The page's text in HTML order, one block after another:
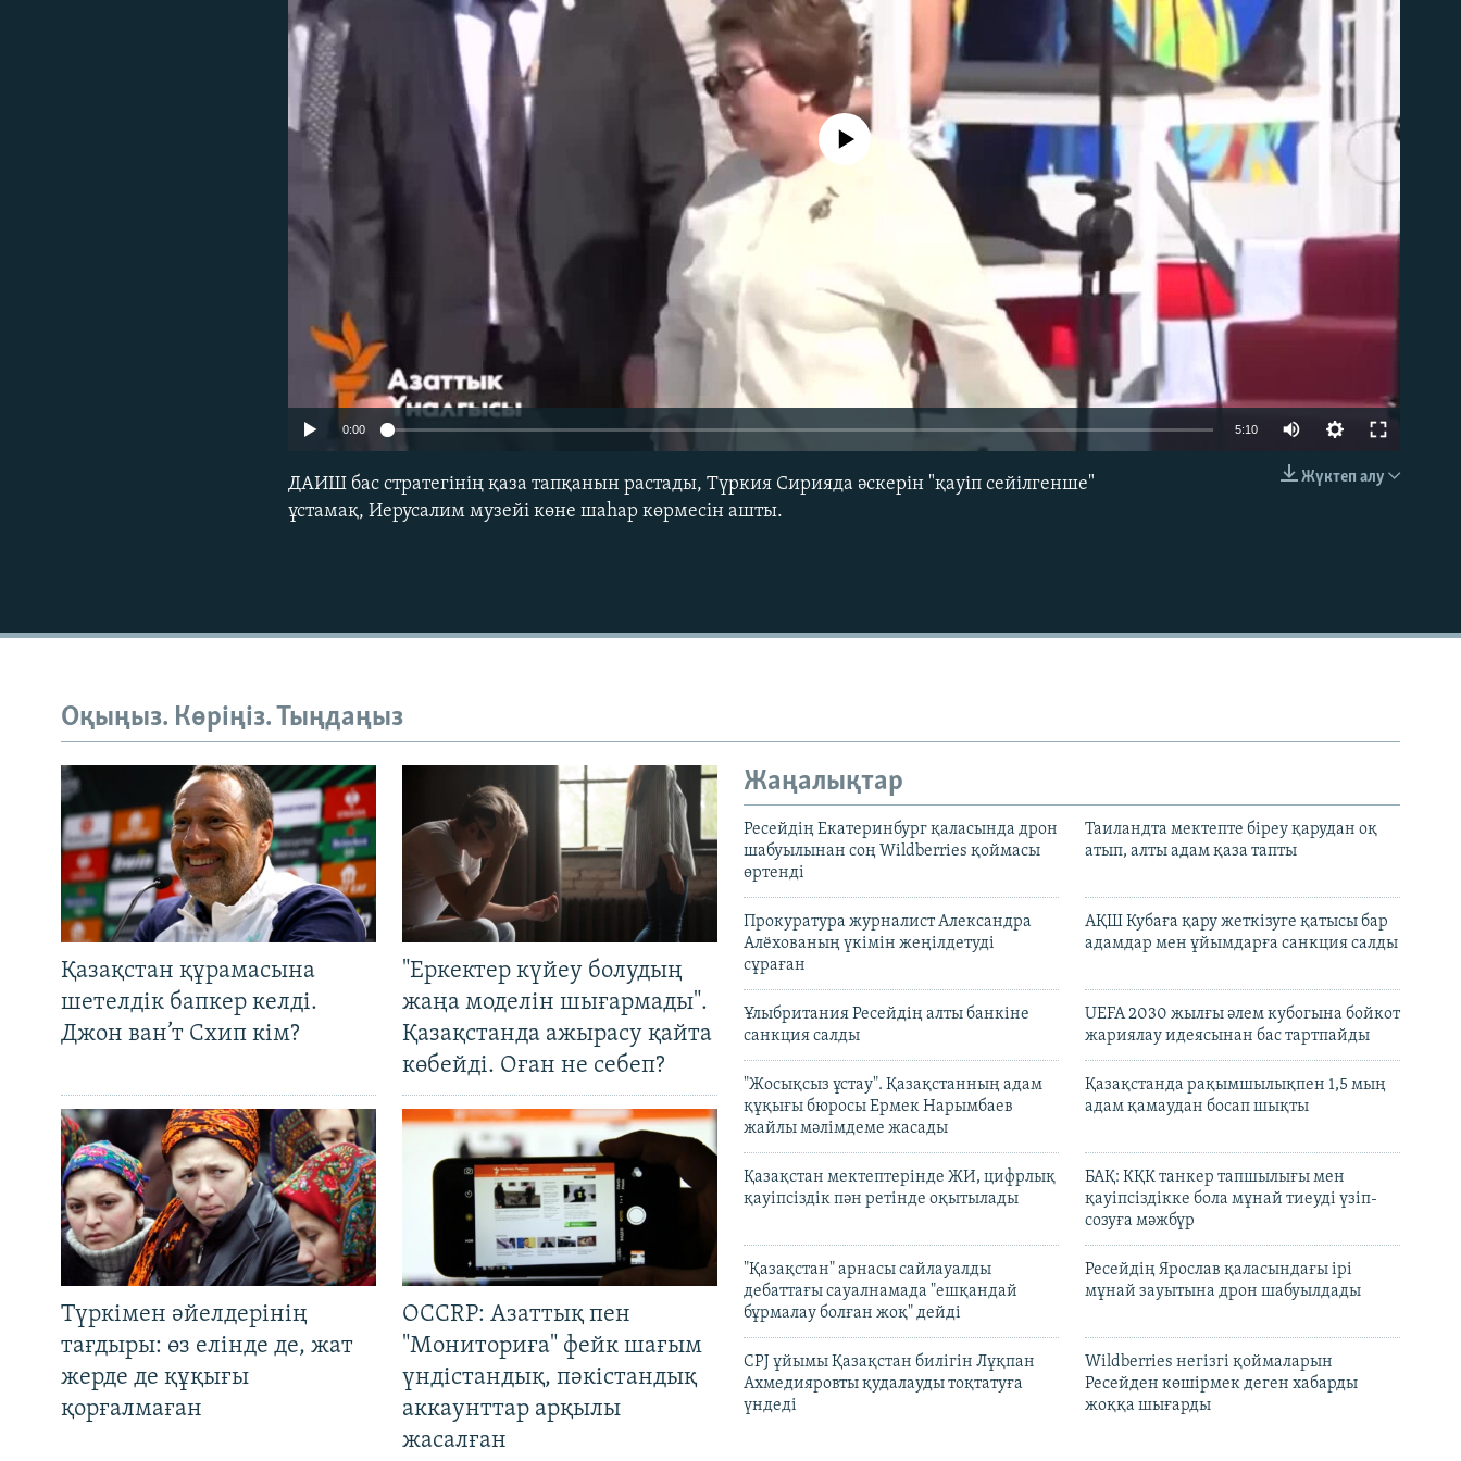
EMBED
No media source currently available
0:00 5:10
Жүктеп алу
ДАИШ бас стратегінің қаза тапқанын растады, Түркия Сирияда әскерін "қауіп сейілгенше"
ұстамақ, Иерусалим музейі көне шаһар көрмесін ашты.
Оқыңыз. Көріңіз. Тыңдаңыз
Қазақстан құрамасына
шетелдік бапкер келді.
Джон ван’т Схип кім?
"Еркектер күйеу болудың
жаңа моделін шығармады".
Қазақстанда ажырасу қайта
көбейді. Оған не себеп?
Түркімен әйелдерінің
тағдыры: өз елінде де, жат
жерде де құқығы
қорғалмаған
OCCRP: Азаттық пен
"Мониториға" фейк шағым
үндістандық, пәкістандық
аккаунттар арқылы
жасалған
Жаңалықтар
Ресейдің Екатеринбург қаласында дрон
шабуылынан соң Wildberries қоймасы
өртенді
Таиландта мектепте біреу қарудан оқ
атып, алты адам қаза тапты
Прокуратура журналист Александра
Алёхованың үкімін жеңілдетуді
сұраған
АҚШ Кубаға қару жеткізуге қатысы бар
адамдар мен ұйымдарға санкция салды
Ұлыбритания Ресейдің алты банкіне
санкция салды
UEFA 2030 жылғы әлем кубогына бойкот
жариялау идеясынан бас тартпайды
"Жосықсыз ұстау". Қазақстанның адам
құқығы бюросы Ермек Нарымбаев
жайлы мәлімдеме жасады
Қазақстанда рақымшылықпен 1,5 мың
адам қамаудан босап шықты
Қазақстан мектептерінде ЖИ, цифрлық
қауіпсіздік пән ретінде оқытылады
БАҚ: КҚК танкер тапшылығы мен
қауіпсіздікке бола мұнай тиеуді үзіп-
созуға мәжбүр
"Қазақстан" арнасы сайлауалды
дебаттағы сауалнамада "ешқандай
бұрмалау болған жоқ" дейді
Ресейдің Ярослав қаласындағы ірі
мұнай зауытына дрон шабуылдады
CPJ ұйымы Қазақстан билігін Лұқпан
Ахмедияровты қудалауды тоқтатуға
үндеді
Wildberries негізгі қоймаларын
Ресейден көшірмек деген хабарды
жоққа шығарды